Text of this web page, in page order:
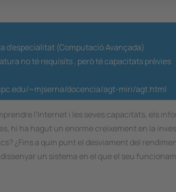
d'especialitat (Computació Avançada)
no té requisits , però té capacitats prèvies
~mjserna/docencia/agt-miri/agt.html
l'Internet i les seves capacitats, els
hi ha hagut un enorme creixement en la
¿Fins a quin punt el desviament del
un sistema en el que el seu